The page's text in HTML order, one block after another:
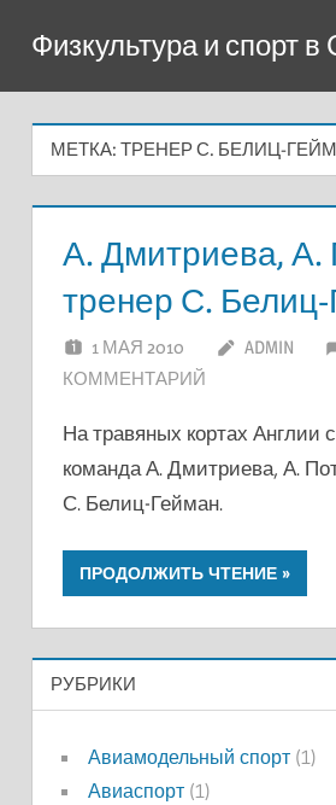
содержимому
Физкультура и спорт
МЕТКА: ТРЕНЕР С. БЕЛИЦ-
А. Дмитриева, А.
тренер С.
1 МАЯ 2010 ADMIN
КОММЕНТАРИЙ
На травяных кортах Англии
команда А. Дмитриева, А.
С. Белиц-Гейман.
ПРОДОЛЖИТЬ ЧТЕНИЕ
РУБРИКИ
Авиамодельный спорт(1)
Авиаспорт(1)